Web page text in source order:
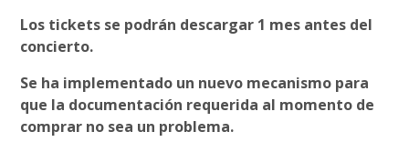
Los tickets se podrán descargar 1 mes antes del
concierto.
Se ha implementado un nuevo mecanismo para
que la documentación requerida al momento de
comprar no sea un problema.